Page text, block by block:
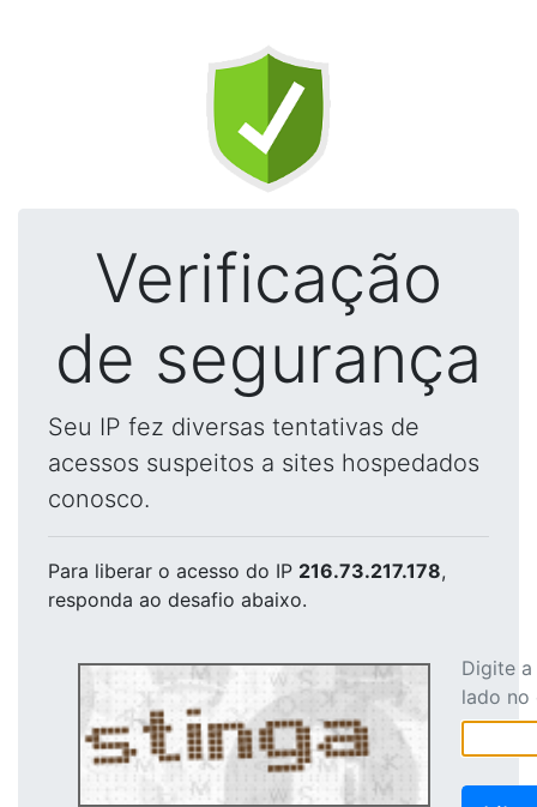
Verificação
de segurança
Seu IP fez diversas tentativas de
acessos suspeitos a sites hospedados
conosco.
Para liberar o acesso do IP 216.73.217.178,
responda ao desafio abaixo.
Digite
lado no